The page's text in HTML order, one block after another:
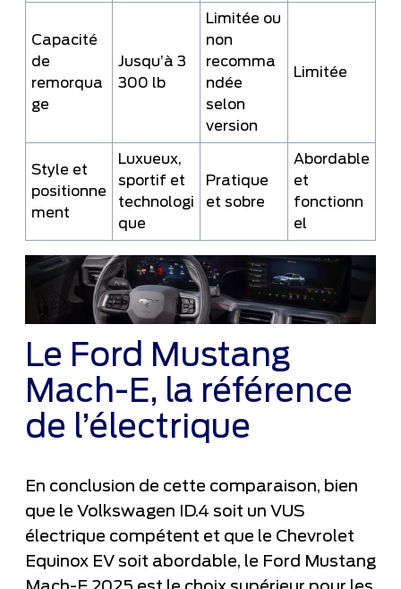
Capacité
de
remorqua
ge
Jusqu’à 3
300 lb
Limitée ou
non
recomma
ndée
selon
version
Limitée
Style et
positionne
ment
Luxueux,
sportif et
technologi
que
Pratique
et sobre
Abordable
et
fonctionn
el
Le Ford Mustang
Mach-E, la référence
de l’électrique
En conclusion de cette comparaison, bien
que le Volkswagen ID.4 soit un VUS
électrique compétent et que le Chevrolet
Equinox EV soit abordable, le Ford Mustang